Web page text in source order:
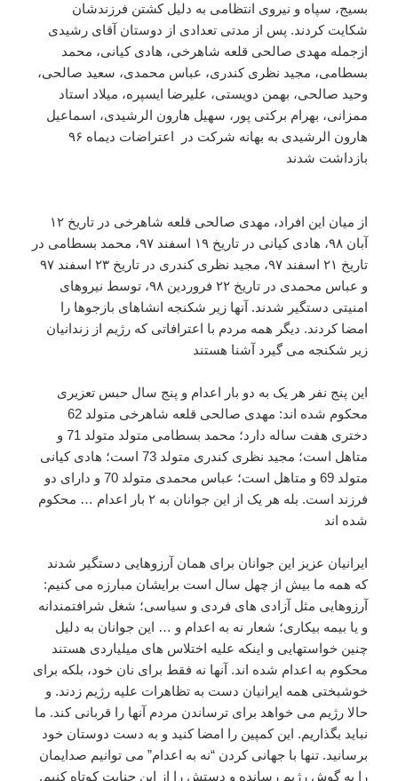
بسیج، سپاه و نیروی انتظامی به دلیل کشتن فرزندشان
شکایت کردند. پس از مدتی تعدادی از دوستان آقای رشیدی
ازجمله مهدی صالحی قلعه شاهرخی، هادی کیانی، محمد
بسطامی، مجید نظری کندری، عباس محمدی، سعید صالحی،
وحید صالحی، بهمن دویستی، علیرضا ایسپره، میلاد استاد
ممزانی، بهرام برکتی پور، سهیل هارون الرشیدی، اسماعیل
هارون الرشیدی به بهانه شرکت در اعتراضات دیماه ۹۶
بازداشت شدند
از میان این افراد، مهدی صالحی قلعه شاهرخی در تاریخ ۱۲
آبان ۹۸، هادی کیانی در تاریخ ۱۹ اسفند ۹۷، محمد بسطامی در
تاریخ ۲۱ اسفند ۹۷، مجید نظری کندری در تاریخ ۲۳ اسفند ۹۷
و عباس محمدی در تاریخ ۲۲ فروردین ۹۸، توسط نیروهای
امنیتی دستگیر شدند. آنها زیر شکنجه انشاهای بازجوها را
امضا کردند. دیگر همه مردم با اعترافاتی که رژیم از زندانیان
زیر شکنجه می گیرد آشنا هستند
این پنج نفر هر یک به دو بار اعدام و پنج سال حبس تعزیری
محکوم شده اند: مهدی صالحی قلعه شاهرخی متولد 62
دختری هفت ساله دارد؛ محمد بسطامی متولد متولد 71 و
متاهل است؛ مجید نظری کندری متولد 73 است؛ هادی کیانی
متولد 69 و متاهل است؛ عباس محمدی متولد 70 و دارای دو
فرزند است. بله هر یک از این جوانان به ۲ بار اعدام … محکوم
شده اند
ایرانیان عزیز این جوانان برای همان آرزوهایی دستگیر شدند
که همه ما بیش از چهل سال است برایشان مبارزه می کنیم:
آرزوهایی مثل آزادی های فردی و سیاسی؛ شغل شرافتمندانه
و یا بیمه بیکاری؛ شعار نه به اعدام و … این جوانان به دلیل
چنین خواستهایی و اینکه علیه اختلاس های میلیاردی هستند
محکوم به اعدام شده اند. آنها نه فقط برای نان خود، بلکه برای
خوشبختی همه ایرانیان دست به تظاهرات علیه رژیم زدند. و
حالا رژیم می خواهد برای ترساندن مردم آنها را قربانی کند. ما
نباید بگذاریم. این کمپین را امضا کنید و به دست دوستان خود
برسانید. تنها با جهانی کردن “نه به اعدام” می توانیم صدایمان
را به گوش رژیم رسانده و دستش را از این جنایت کوتاه کنیم.